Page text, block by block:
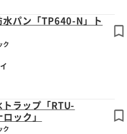
水パン「TP640-N」ト
ク
ラップ「RTU-
ック」
ク